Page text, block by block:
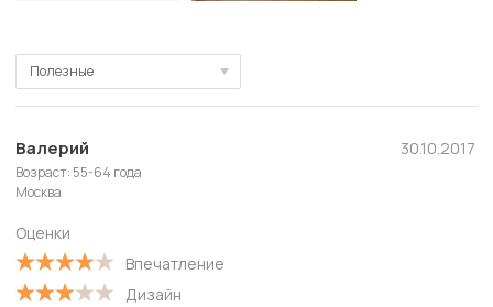
Полезные
Полезные
Новые
Старые
С низкой оценкой
Валерий
Возраст: 55-64 года
Москва
Оценки
Впечатление
Дизайн
30.10.2017